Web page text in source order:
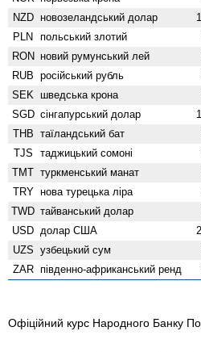
NZD ново­зеландський долар
PLN польський злотий
RON новий румунський лей
RUB російський рубль
SEK шведська крона
SGD сінгапурський долар
THB таїландський бат
TJS таджицький сомоні
TMT туркменський манат
TRY нова турецька ліра
TWD тайванський долар
USD долар США
UZS узбецький сум
ZAR південно-африканський ренд
Офіційний курс Народного Банку